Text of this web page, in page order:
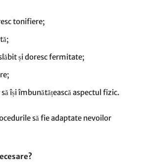
tonifiere;
și doresc fermitate;
își îmbunătățească aspectul fizic.
să fie adaptate nevoilor